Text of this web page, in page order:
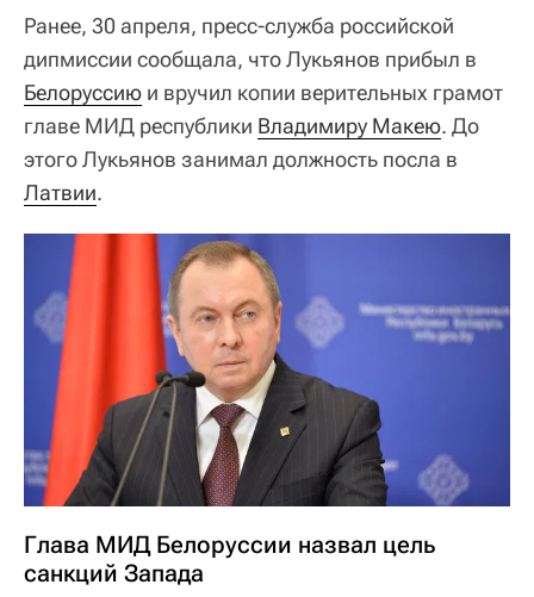
Ранее, 30 апреля, пресс-служба российской
дипмиссии сообщала, что Лукьянов прибыл в
Белоруссию и вручил копии верительных грамот
главе МИД республики Владимиру Макею. До
этого Лукьянов занимал должность посла в
Латвии.
Глава МИД Белоруссии назвал цель
санкций Запада